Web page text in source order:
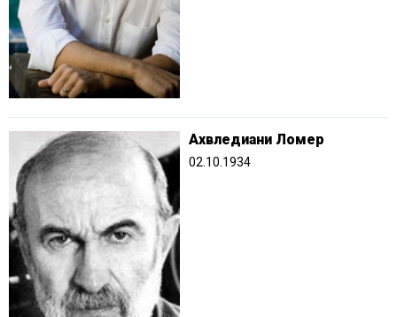
Ахвледиани Ломер
02.10.1934